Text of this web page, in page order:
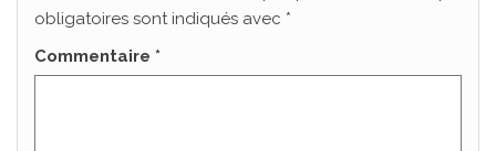
obligatoires sont indiqués avec *
Commentaire *